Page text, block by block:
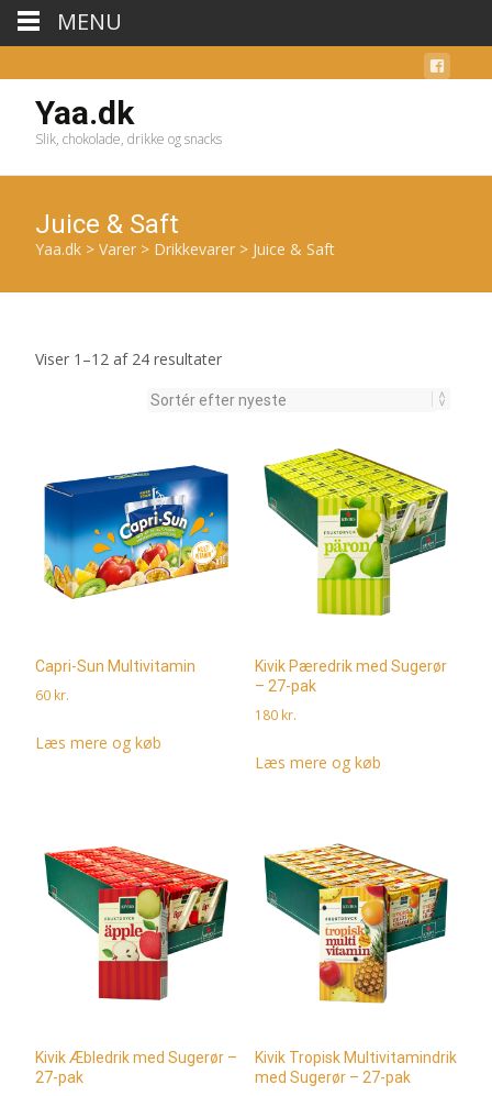
Yaa.dk
Slik, chokolade, drikke og snacks
Juice & Saft
Yaa.dk > Varer > Drikkevarer > Juice & Saft
Viser 1–12 af 24 resultaterSorteret
seneste
Capri-Sun Multivitamin
60 kr.
Læs mere og køb
Kivik Pæredrik med Sugerør
– 27-pak
180 kr.
Læs mere og køb
Kivik Æbledrik med Sugerør –
27-pak
Kivik Tropisk Multivitamindrik
med Sugerør – 27-pak
MENU